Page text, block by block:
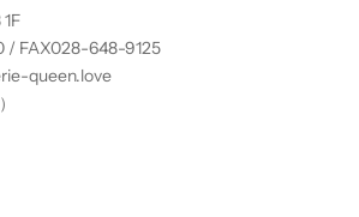
/ FAX028-648-9125
queen.love